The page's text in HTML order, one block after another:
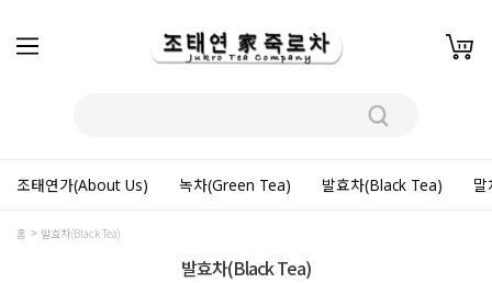
조태연가(About Us) 녹차(Green Tea) 발효차(Black Tea)
홈 발효차(Black Tea)
발효차(Black Tea)